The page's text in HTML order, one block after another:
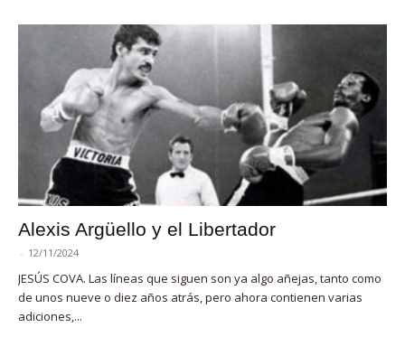
Alexis Argüello y el Libertador
- 12/11/2024
JESÚS COVA. Las líneas que siguen son ya algo añejas, tanto como
de unos nueve o diez años atrás, pero ahora contienen varias
adiciones,...